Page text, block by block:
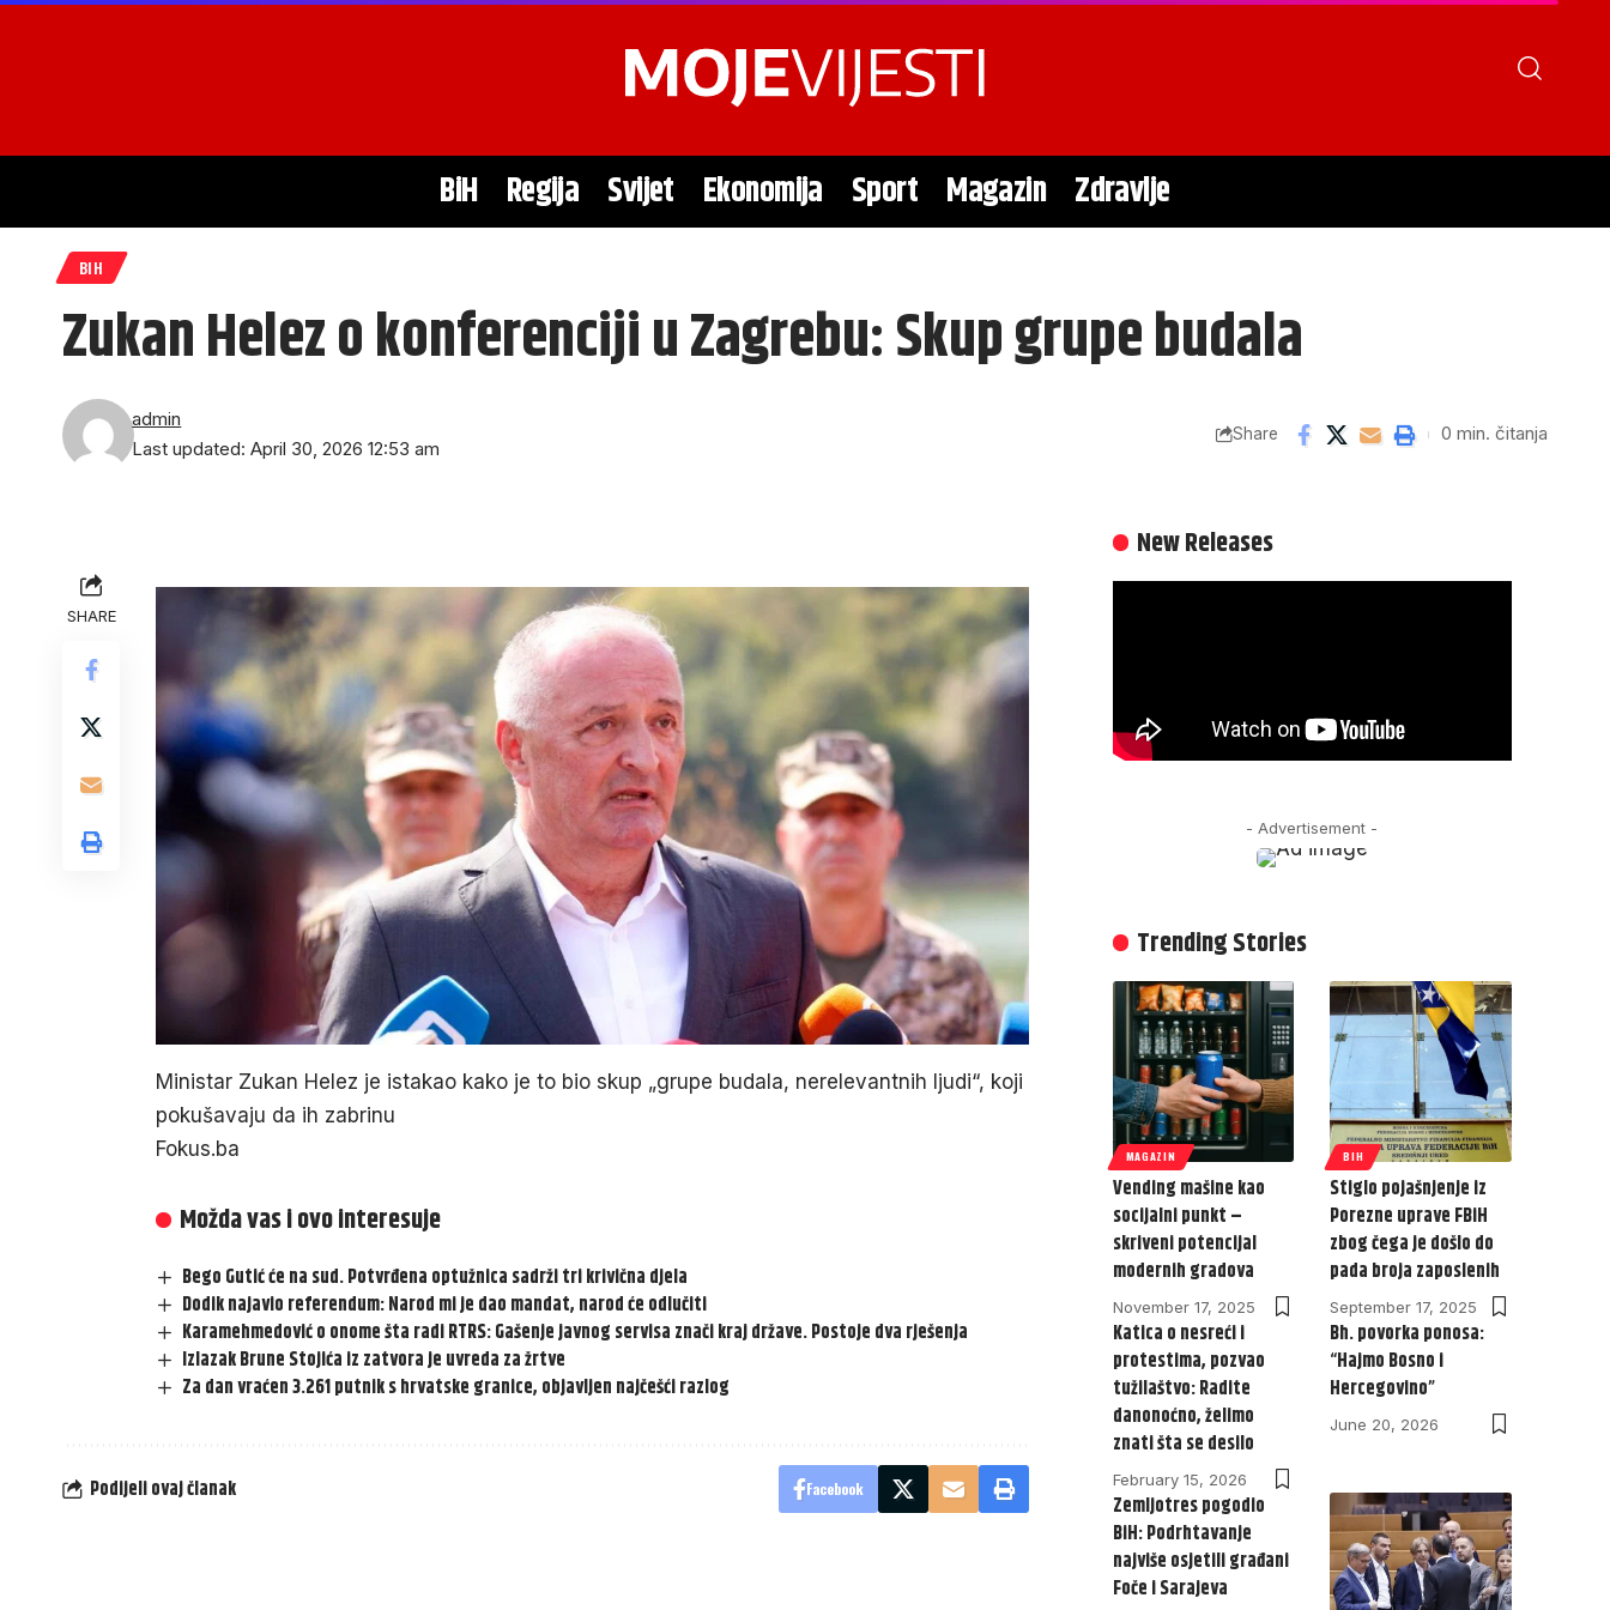
BiH Regija Svijet Ekonomija Sport Magazin Zdravlje
BIH
Zukan Helez o konferenciji u Zagrebu: Skup grupe budala
Last updated: April 30, 2026 12:53 am
admin
Share 0 min. čitanja
SHARE
Ministar Zukan Helez je istakao kako je to bio skup „grupe budala, nerelevantnih ljudi“, koji
pokušavaju da ih zabrinu
Fokus.ba
Možda vas i ovo interesuje
Bego Gutić će na sud. Potvrđena optužnica sadrži tri krivična djela
Dodik najavio referendum: Narod mi je dao mandat, narod će odlučiti
Karamehmedović o onome šta radi RTRS: Gašenje javnog servisa znači kraj države. Postoje dva rješenja
Izlazak Brune Stojića iz zatvora je uvreda za žrtve
Za dan vraćen 3.261 putnik s hrvatske granice, objavljen najčešći razlog
Podijeli ovaj članak Facebook
New Releases
- Advertisement -
Trending Stories
MAGAZIN
Vending mašine kao
socijalni punkt –
skriveni potencijal
modernih gradova
November 17, 2025
BIH
Stiglo pojašnjenje iz
Porezne uprave FBiH
zbog čega je došlo do
pada broja zaposlenih
September 17, 2025
Katica o nesreći i
protestima, pozvao
tužilaštvo: Radite
danonoćno, želimo
znati šta se desilo
February 15, 2026
Bh. povorka ponosa:
“Hajmo Bosno i
Hercegovino”
June 20, 2026
Zemljotres pogodio
BiH: Podrhtavanje
najviše osjetili građani
Foče i Sarajeva